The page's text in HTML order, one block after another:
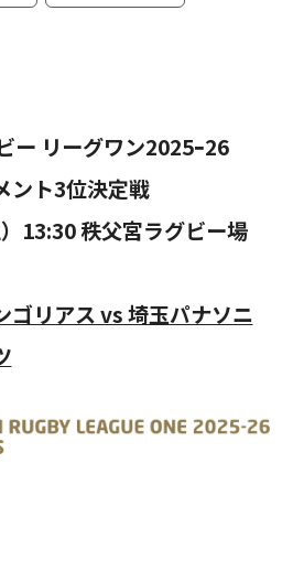
ー リーグワン2025ｰ26
ント3位決定戦
13:30 秩父宮ラグビー場
ゴリアス vs 埼玉パナソニ